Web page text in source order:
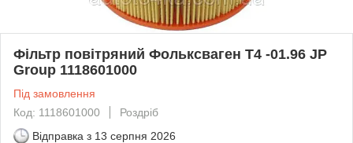
Фільтр повітряний Фольксваген Т4 -01.96 JP
Group 1118601000
Під замовлення
Код: 1118601000
Роздріб
Відправка з 13 серпня 2026